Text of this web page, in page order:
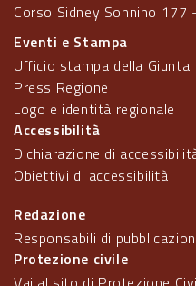
Corso Sidney Sonnino 177
Eventi e Stampa
Ufficio stampa della Giunta
Press Regione
Logo e identità regionale
Accessibilità
Dichiarazione di
Obiettivi di accessibilità
Redazione
Responsabili di
Protezione civile